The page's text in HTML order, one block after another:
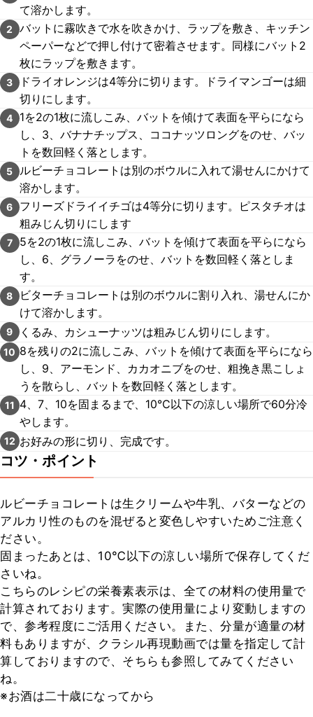
て溶かします。
2
バットに霧吹きで水を吹きかけ、ラップを敷き、キッチン
ペーパーなどで押し付けて密着させます。同様にバット2
枚にラップを敷きます。
3
ドライオレンジは4等分に切ります。ドライマンゴーは細
切りにします。
4
1を2の1枚に流しこみ、バットを傾けて表面を平らになら
し、3、バナナチップス、ココナッツロングをのせ、バッ
トを数回軽く落とします。
5
ルビーチョコレートは別のボウルに入れて湯せんにかけて
溶かします。
6
フリーズドライイチゴは4等分に切ります。ピスタチオは
粗みじん切りにします
7
5を2の1枚に流しこみ、バットを傾けて表面を平らになら
し、6、グラノーラをのせ、バットを数回軽く落としま
す。
8
ビターチョコレートは別のボウルに割り入れ、湯せんにか
けて溶かします。
9 くるみ、カシューナッツは粗みじん切りにします。
10 8を残りの2に流しこみ、バットを傾けて表面を平らになら
し、9、アーモンド、カカオニブをのせ、粗挽き黒こしょ
うを散らし、バットを数回軽く落とします。
11 4、7、10を固まるまで、10℃以下の涼しい場所で60分冷
やします。
12 お好みの形に切り、完成です。
コツ・ポイント
ルビーチョコレートは生クリームや牛乳、バターなどの
アルカリ性のものを混ぜると変色しやすいためご注意く
ださい。
固まったあとは、10℃以下の涼しい場所で保存してくだ
さいね。
こちらのレシピの栄養素表示は、全ての材料の使用量で
計算されております。実際の使用量により変動しますの
で、参考程度にご活用ください。また、分量が適量の材
料もありますが、クラシル再現動画では量を指定して計
算しておりますので、そちらも参照してみてください
ね。
※お酒は二十歳になってから